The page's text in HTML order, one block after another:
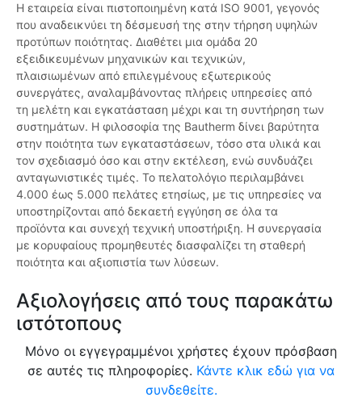
Η εταιρεία είναι πιστοποιημένη κατά ISO 9001, γεγονός
που αναδεικνύει τη δέσμευσή της στην τήρηση υψηλών
προτύπων ποιότητας. Διαθέτει μια ομάδα 20
εξειδικευμένων μηχανικών και τεχνικών,
πλαισιωμένων από επιλεγμένους εξωτερικούς
συνεργάτες, αναλαμβάνοντας πλήρεις υπηρεσίες από
τη μελέτη και εγκατάσταση μέχρι και τη συντήρηση των
συστημάτων. Η φιλοσοφία της Bautherm δίνει βαρύτητα
στην ποιότητα των εγκαταστάσεων, τόσο στα υλικά και
τον σχεδιασμό όσο και στην εκτέλεση, ενώ συνδυάζει
ανταγωνιστικές τιμές. Το πελατολόγιο περιλαμβάνει
4.000 έως 5.000 πελάτες ετησίως, με τις υπηρεσίες να
υποστηρίζονται από δεκαετή εγγύηση σε όλα τα
προϊόντα και συνεχή τεχνική υποστήριξη. Η συνεργασία
με κορυφαίους προμηθευτές διασφαλίζει τη σταθερή
ποιότητα και αξιοπιστία των λύσεων.
Αξιολογήσεις από τους παρακάτω
ιστότοπους
Μόνο οι εγγεγραμμένοι χρήστες έχουν πρόσβαση
σε αυτές τις πληροφορίες. Κάντε κλικ εδώ για να
συνδεθείτε.